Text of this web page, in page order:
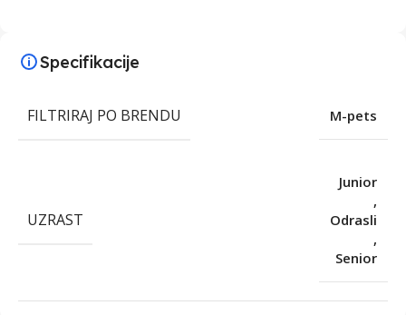
Specifikacije
FILTRIRAJ PO BRENDU M-pets
UZRAST
Junior
,
Odrasli
,
Senior